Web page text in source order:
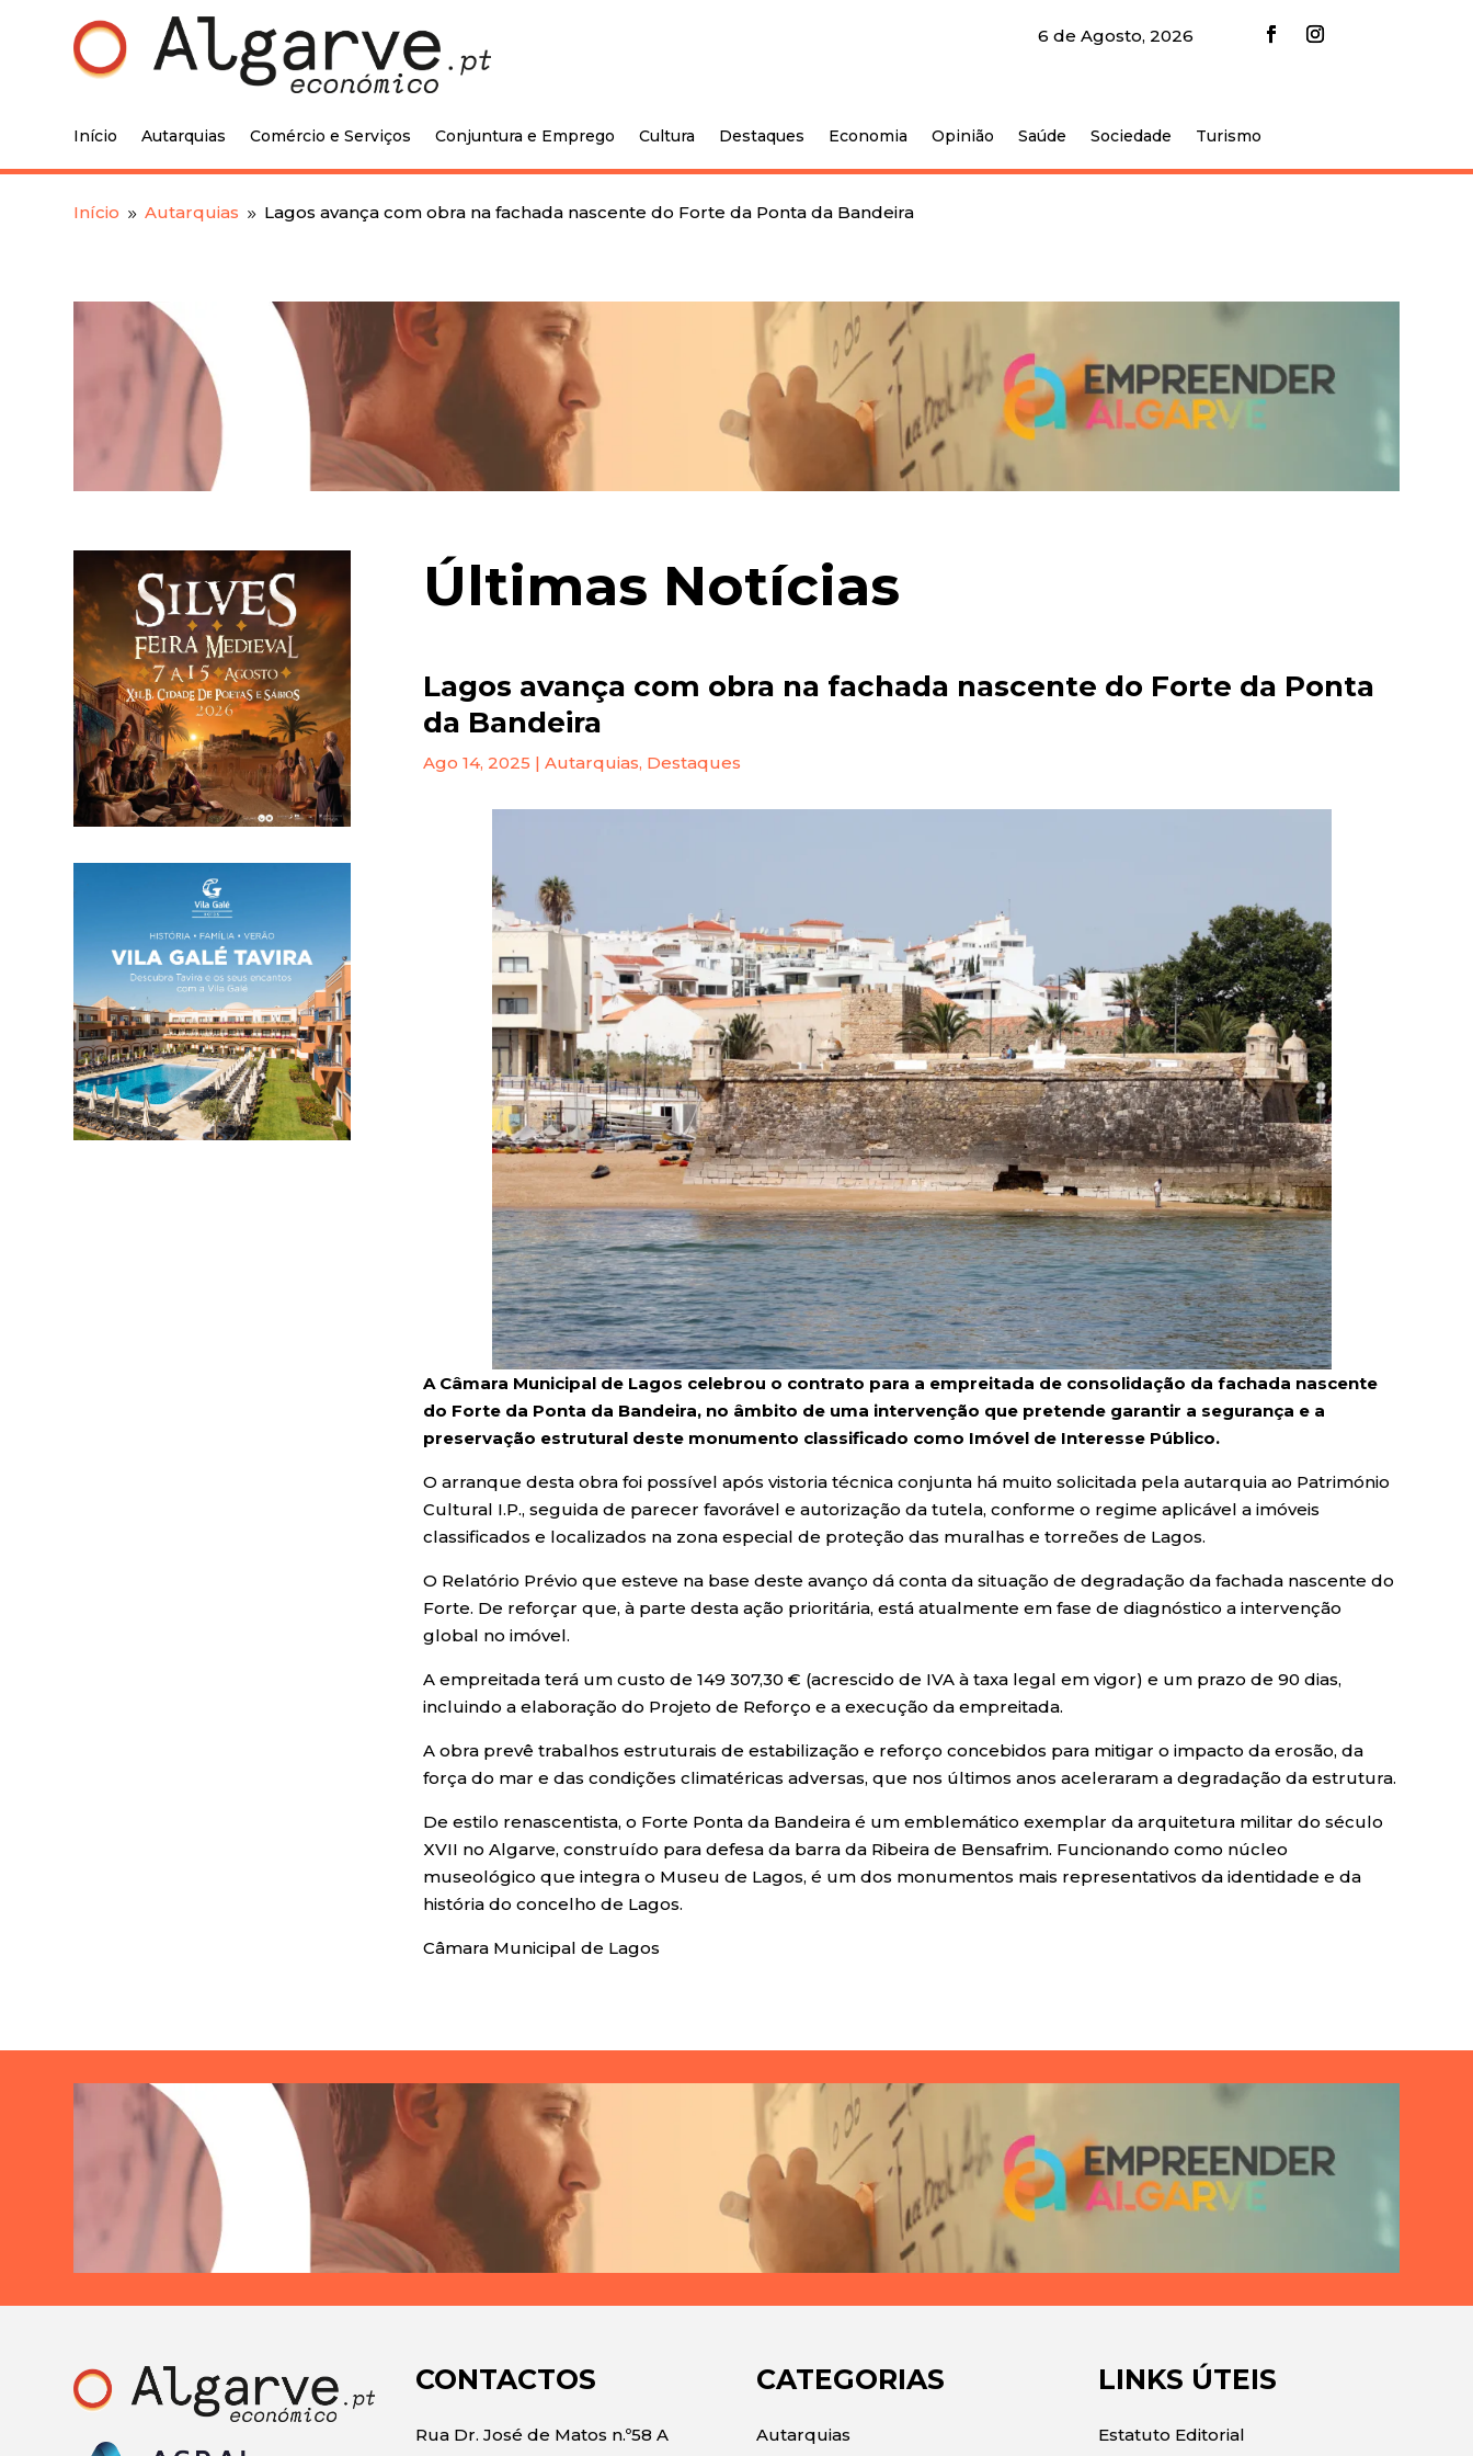
6 de Agosto, 2026
Início Autarquias Comércio e Serviços Conjuntura e Emprego Cultura Destaques Economia Opinião Saúde Sociedade Turismo
Início 9 Autarquias 9 Lagos avança com obra na fachada nascente do Forte da Ponta da Bandeira
Últimas Notícias
Lagos avança com obra na fachada nascente do Forte da Ponta
da Bandeira
Ago 14, 2025 |Autarquias, Destaques
A Câmara Municipal de Lagos celebrou o contrato para a empreitada de consolidação da fachada nascente
do Forte da Ponta da Bandeira, no âmbito de uma intervenção que pretende garantir a segurança e a
preservação estrutural deste monumento classificado como Imóvel de Interesse Público.
O arranque desta obra foi possível após vistoria técnica conjunta há muito solicitada pela autarquia ao Património
Cultural I.P., seguida de parecer favorável e autorização da tutela, conforme o regime aplicável a imóveis
classificados e localizados na zona especial de proteção das muralhas e torreões de Lagos.
O Relatório Prévio que esteve na base deste avanço dá conta da situação de degradação da fachada nascente do
Forte. De reforçar que, à parte desta ação prioritária, está atualmente em fase de diagnóstico a intervenção
global no imóvel.
A empreitada terá um custo de 149 307,30 € (acrescido de IVA à taxa legal em vigor) e um prazo de 90 dias,
incluindo a elaboração do Projeto de Reforço e a execução da empreitada.
A obra prevê trabalhos estruturais de estabilização e reforço concebidos para mitigar o impacto da erosão, da
força do mar e das condições climatéricas adversas, que nos últimos anos aceleraram a degradação da estrutura.
De estilo renascentista, o Forte Ponta da Bandeira é um emblemático exemplar da arquitetura militar do século
XVII no Algarve, construído para defesa da barra da Ribeira de Bensafrim. Funcionando como núcleo
museológico que integra o Museu de Lagos, é um dos monumentos mais representativos da identidade e da
história do concelho de Lagos.
Câmara Municipal de Lagos
CONTACTOS
Rua Dr. José de Matos n.º58 A
CATEGORIAS
Autarquias
LINKS ÚTEIS
Estatuto Editorial